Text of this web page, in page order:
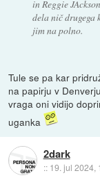
in Reggie
dela nič drugega
jim na polno.
Tule se pa kar
na papirju v
vraga oni vidijo
uganka
2dark
:: 19. jul 2024,